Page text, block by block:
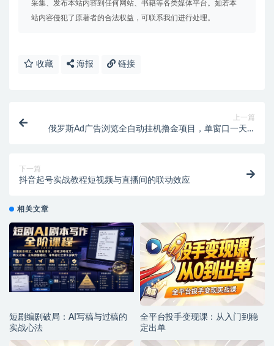
采集、发布本站内容到任何网站、书籍等各类媒体平台。如若本
站内容侵犯了原著者的合法权益，可联系我们进行处理。
收藏 海报 链接
上一篇
俄罗斯Ad广告浏览全自动挂机撸金项目，单窗口一天5-
下一篇
抖音起号实战教程短视频与直播间的联动效应
相关文章
短剧编剧破局：AI写稿与过稿的
实战心法
全平台投手变现课：从入门到稳
定出单